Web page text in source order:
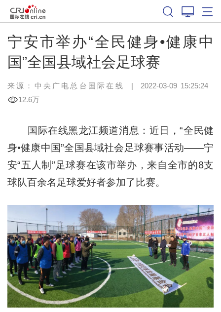
宁安市举办“全民健身•健康中
国”全国县域社会足球赛
来源：中央广电总台国际在线 | 2022-03-09 15:25:24
12.6万
国际在线黑龙江频道消息：近日，“全民健
身•健康中国”全国县域社会足球赛事活动——宁
安“五人制”足球赛在该市举办，来自全市的8支
球队百余名足球爱好者参加了比赛。